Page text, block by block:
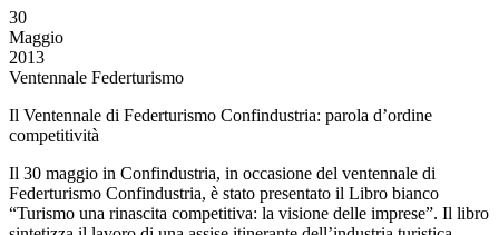
30
Maggio
2013
Ventennale Federturismo
Il Ventennale di Federturismo Confindustria: parola d’ordine
competitività
Il 30 maggio in Confindustria, in occasione del ventennale di
Federturismo Confindustria, è stato presentato il Libro bianco
“Turismo una rinascita competitiva: la visione delle imprese”. Il libro